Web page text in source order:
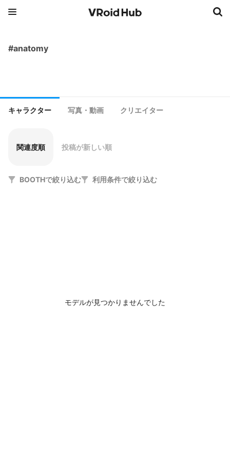
#anatomy
キャラクター 写真・動画 クリエイター
関連度順 投稿が新しい順
BOOTHで絞り込む 利用条件で絞り込む
モデルが見つかりませんでした